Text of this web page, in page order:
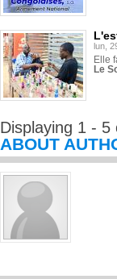
lun,
Elle
Le
Displaying 1 - 5
ABOUT